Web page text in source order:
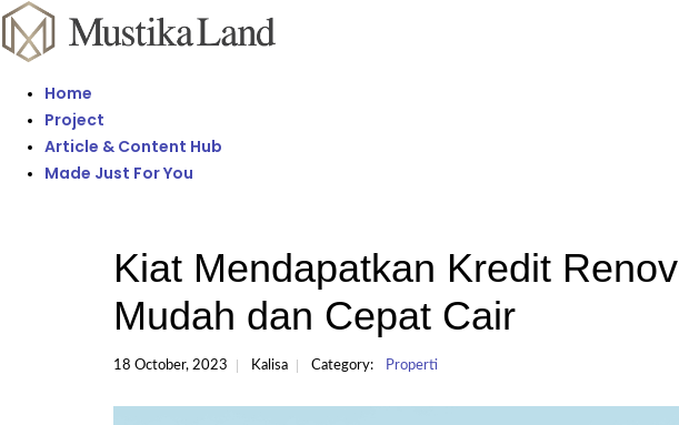
Home
Project
Article & Content Hub
Made Just For You
Kiat Mendapatkan Kredit
Mudah dan Cepat Cair
18 October, 2023 Kalisa Category: Properti